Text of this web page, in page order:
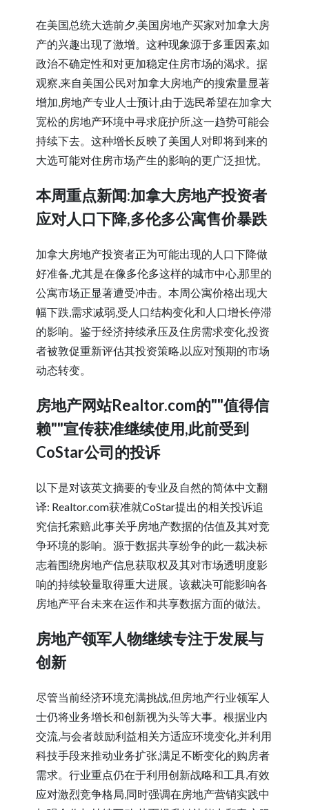
在美国总统大选前夕,美国房地产买家对加拿大房
产的兴趣出现了激增。这种现象源于多重因素,如
政治不确定性和对更加稳定住房市场的渴求。据
观察,来自美国公民对加拿大房地产的搜索量显著
增加,房地产专业人士预计,由于选民希望在加拿大
宽松的房地产环境中寻求庇护所,这一趋势可能会
持续下去。这种增长反映了美国人对即将到来的
大选可能对住房市场产生的影响的更广泛担忧。
本周重点新闻:加拿大房地产投资者
应对人口下降,多伦多公寓售价暴跌
加拿大房地产投资者正为可能出现的人口下降做
好准备,尤其是在像多伦多这样的城市中心,那里的
公寓市场正显著遭受冲击。本周公寓价格出现大
幅下跌,需求减弱,受人口结构变化和人口增长停滞
的影响。鉴于经济持续承压及住房需求变化,投资
者被敦促重新评估其投资策略,以应对预期的市场
动态转变。
房地产网站Realtor.com的""值得信
赖""宣传获准继续使用,此前受到
CoStar公司的投诉
以下是对该英文摘要的专业及自然的简体中文翻
译: Realtor.com获准就CoStar提出的相关投诉追
究信托索赔,此事关乎房地产数据的估值及其对竞
争环境的影响。源于数据共享纷争的此一裁决标
志着围绕房地产信息获取权及其对市场透明度影
响的持续较量取得重大进展。该裁决可能影响各
房地产平台未来在运作和共享数据方面的做法。
房地产领军人物继续专注于发展与
创新
尽管当前经济环境充满挑战,但房地产行业领军人
士仍将业务增长和创新视为头等大事。根据业内
交流,与会者鼓励利益相关方适应环境变化,并利用
科技手段来推动业务扩张,满足不断变化的购房者
需求。行业重点仍在于利用创新战略和工具,有效
应对激烈竞争格局,同时强调在房地产营销实践中